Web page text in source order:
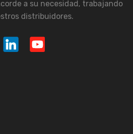
a su necesidad, trabajando
distribuidores.